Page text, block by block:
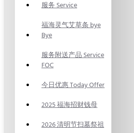
服务 Service
福海灵气艾草条 bye
Bye
服务附送产品 Service
FOC
今日优惠 Today Offer
2025 福海招财钱母
2026 清明节扫墓祭祖